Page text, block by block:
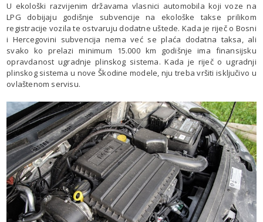
U ekološki razvijenim državama vlasnici automobila koji voze na
LPG dobijaju godišnje subvencije na ekološke takse prilikom
registracije vozila te ostvaruju dodatne uštede. Kada je riječ o Bosni
i Hercegovini subvencija nema već se plaća dodatna taksa, ali
svako ko prelazi minimum 15.000 km godišnje ima finansijsku
opravdanost ugradnje plinskog sistema. Kada je riječ o ugradnji
plinskog sistema u nove Škodine modele, nju treba vršiti isključivo u
ovlaštenom servisu.